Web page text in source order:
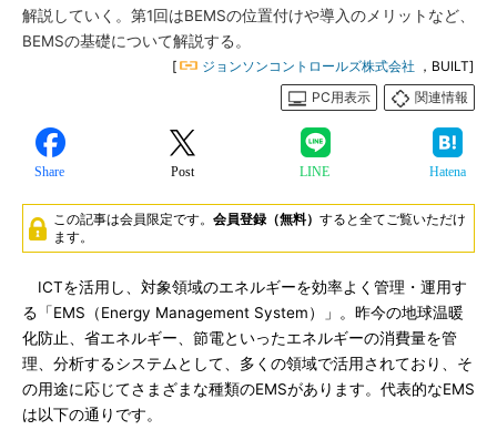
解説していく。第1回はBEMSの位置付けや導入のメリットなど、
BEMSの基礎について解説する。
[ ジョンソンコントロールズ株式会社 ，BUILT]
PC用表示
関連情報
Share Post LINE Hatena
この記事は会員限定です。 会員登録（無料） すると全てご覧いただけ
ます。
ICTを活用し、対象領域のエネルギーを効率よく管理・運用す
る「EMS（Energy Management System）」。昨今の地球温暖
化防止、省エネルギー、節電といったエネルギーの消費量を管
理、分析するシステムとして、多くの領域で活用されており、そ
の用途に応じてさまざまな種類のEMSがあります。代表的なEMS
は以下の通りです。